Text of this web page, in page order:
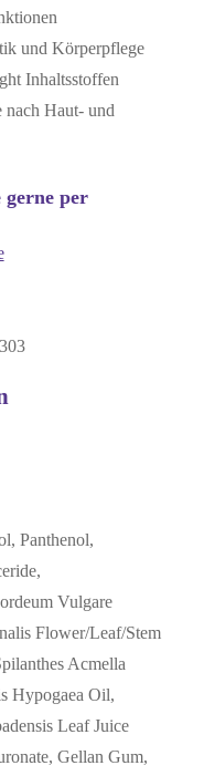
und Körperpflege
Inhaltsstoffen
Haut- und
gerne per
Panthenol,
Vulgare
Flower/Leaf/Stem
Acmella
Hypogaea Oil,
Leaf Juice
Gellan Gum,